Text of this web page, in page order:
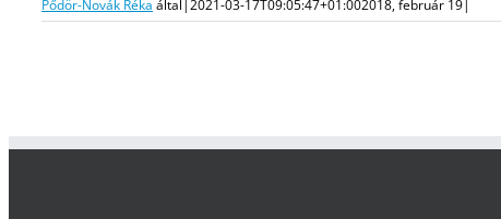
Pődör-Novák Réka által|2021-03-17T09:05:47+01:002018, február 19|